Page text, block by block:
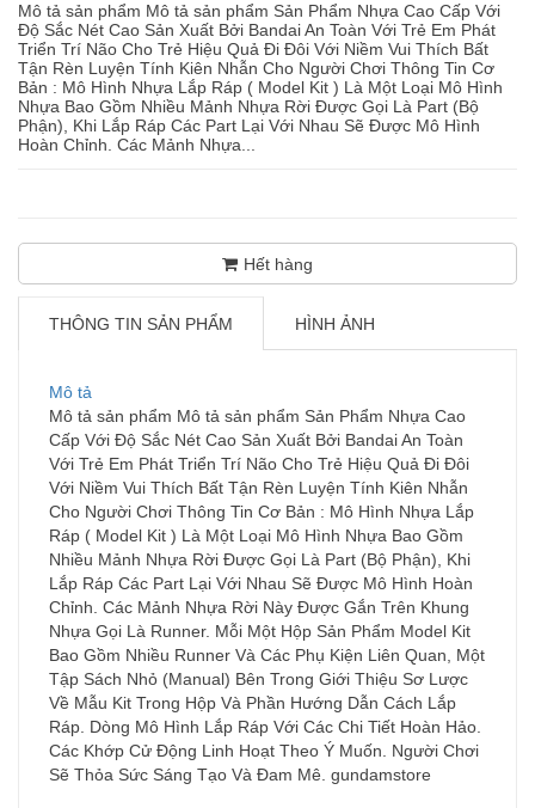
Mô tả sản phẩm Mô tả sản phẩm Sản Phẩm Nhựa Cao Cấp Với
Độ Sắc Nét Cao Sản Xuất Bởi Bandai An Toàn Với Trẻ Em Phát
Triển Trí Não Cho Trẻ Hiệu Quả Đi Đôi Với Niềm Vui Thích Bất
Tận Rèn Luyện Tính Kiên Nhẫn Cho Người Chơi Thông Tin Cơ
Bản : Mô Hình Nhựa Lắp Ráp ( Model Kit ) Là Một Loại Mô Hình
Nhựa Bao Gồm Nhiều Mảnh Nhựa Rời Được Gọi Là Part (Bộ
Phận), Khi Lắp Ráp Các Part Lại Với Nhau Sẽ Được Mô Hình
Hoàn Chỉnh. Các Mảnh Nhựa...
Hết hàng
THÔNG TIN SẢN PHẨM HÌNH ẢNH
Mô tả
Mô tả sản phẩm Mô tả sản phẩm Sản Phẩm Nhựa Cao
Cấp Với Độ Sắc Nét Cao Sản Xuất Bởi Bandai An Toàn
Với Trẻ Em Phát Triển Trí Não Cho Trẻ Hiệu Quả Đi Đôi
Với Niềm Vui Thích Bất Tận Rèn Luyện Tính Kiên Nhẫn
Cho Người Chơi Thông Tin Cơ Bản : Mô Hình Nhựa Lắp
Ráp ( Model Kit ) Là Một Loại Mô Hình Nhựa Bao Gồm
Nhiều Mảnh Nhựa Rời Được Gọi Là Part (Bộ Phận), Khi
Lắp Ráp Các Part Lại Với Nhau Sẽ Được Mô Hình Hoàn
Chỉnh. Các Mảnh Nhựa Rời Này Được Gắn Trên Khung
Nhựa Gọi Là Runner. Mỗi Một Hộp Sản Phẩm Model Kit
Bao Gồm Nhiều Runner Và Các Phụ Kiện Liên Quan, Một
Tập Sách Nhỏ (Manual) Bên Trong Giới Thiệu Sơ Lược
Về Mẫu Kit Trong Hộp Và Phần Hướng Dẫn Cách Lắp
Ráp. Dòng Mô Hình Lắp Ráp Với Các Chi Tiết Hoàn Hảo.
Các Khớp Cử Động Linh Hoạt Theo Ý Muốn. Người Chơi
Sẽ Thỏa Sức Sáng Tạo Và Đam Mê. gundamstore